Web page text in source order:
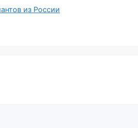
из России